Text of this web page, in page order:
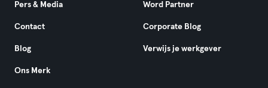
Pers & Media
Contact
Blog
Ons Merk
Word Partner
Corporate Blog
Verwijs je werkgever